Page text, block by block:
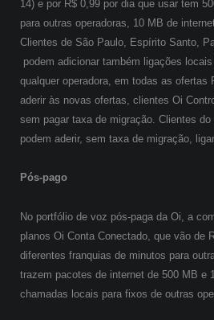
14) e por R$ 0,99 por dia que usar tem
para outras operadoras, 10 MB de
Clientes de São Paulo, Espírito Santo,
podem adicionar também ligações
qualquer operadora, em todas as ofertas
aderir às novas ofertas, clientes Oi
sem pagar taxa de migração. Clientes do
podem aderir, sem taxa de migração,
Pós-pago
No portfólio de voz pós-paga da Oi, a
planos Oi Conta Conectado, que vão de
diferentes franquias de minutos para
trazem pacotes de internet de 500 MB e
chamadas locais para fixos de outras